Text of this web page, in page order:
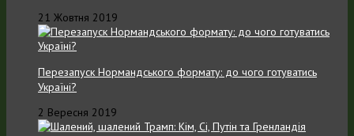
21 Жовтня 2019
Перезапуск Нормандського формату: до чого готуватись
Україні?
2 Вересня 2019